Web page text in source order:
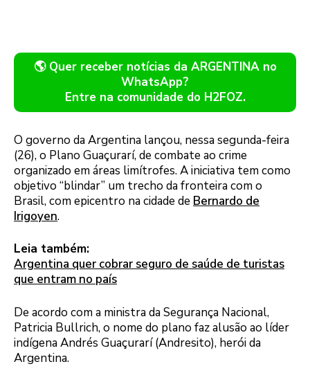
🌎 Quer receber notícias da ARGENTINA no
WhatsApp?
Entre na comunidade do H2FOZ.
O governo da Argentina lançou, nessa segunda-feira
(26), o Plano Guaçurarí, de combate ao crime
organizado em áreas limítrofes. A iniciativa tem como
objetivo “blindar” um trecho da fronteira com o
Brasil, com epicentro na cidade de Bernardo de
Irigoyen.
Leia também:
Argentina quer cobrar seguro de saúde de turistas
que entram no país
De acordo com a ministra da Segurança Nacional,
Patricia Bullrich, o nome do plano faz alusão ao líder
indígena Andrés Guaçurarí (Andresito), herói da
Argentina.